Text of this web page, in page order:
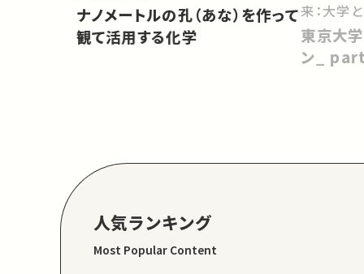
ナノメートルの孔（あな）を作って
観て活用する化学
来：大学
向けて」
東京大
ン_
人気ランキング
Most Popular Content